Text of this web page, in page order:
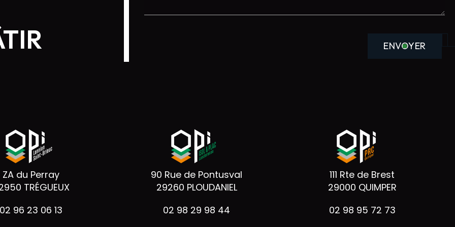
ENVOYER
ZA du Perray
TRÉGUEUX
02 96 23 06 13
90 Rue de Pontusval
29260 PLOUDANIEL
02 98 29 98 44
111 Rte de Brest
29000 QUIMPER
02 98 95 72 73